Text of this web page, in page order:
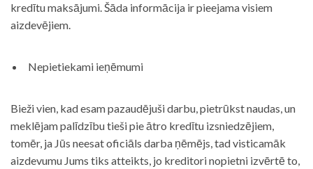
kredītu maksājumi. Šāda informācija ir pieejama visiem
aizdevējiem.
Nepietiekami ieņēmumi
Bieži vien, kad esam pazaudējuši darbu, pietrūkst naudas, un
meklējam palīdzību tieši pie ātro kredītu izsniedzējiem,
tomēr, ja Jūs neesat oficiāls darba ņēmējs, tad visticamāk
aizdevumu Jums tiks atteikts, jo kreditori nopietni izvērtē to,